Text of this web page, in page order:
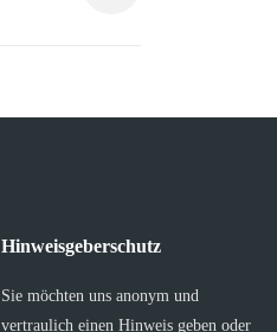
Hinweisgeberschutz
Sie möchten uns anonym und
vertraulich einen Hinweis geben oder